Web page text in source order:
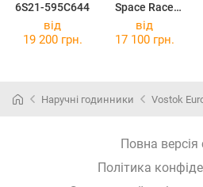
6S21-595C644
Space Race
6S21-325A666
від
19 200 грн.
від
17 100 грн.
Наручні годинники Vostok
Повна версія
Політика